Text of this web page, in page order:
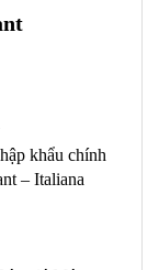
khẩu chính
– Italiana